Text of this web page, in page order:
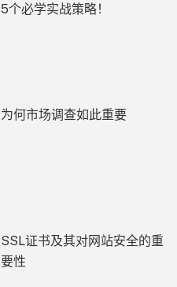
5个必学实战策略！
为何市场调查如此重要
SSL证书及其对网站安全的重
要性